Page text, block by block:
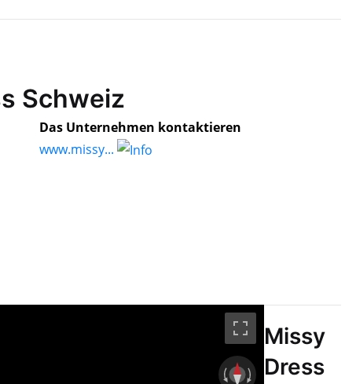
Schweiz
Das Unternehmen kontaktieren
www.missy...
Missy
Dress